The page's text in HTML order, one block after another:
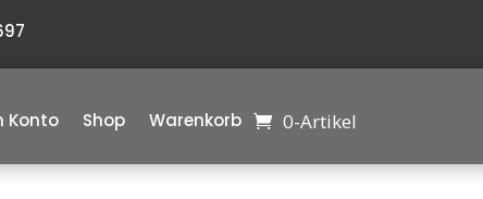
Konto Shop Warenkorb 0-Artikel